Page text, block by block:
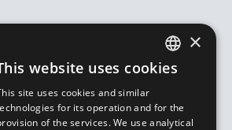
Einkaufserlebnis.
ENGLISH
×
website uses cookies
site uses cookies and similar
for its operation and for the
of the services. We use analytical